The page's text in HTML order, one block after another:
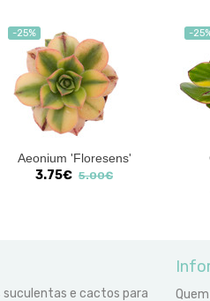
-25%
Aeonium 'Floresens'
3.75€ 5.00€
-
suculentas e cactos para